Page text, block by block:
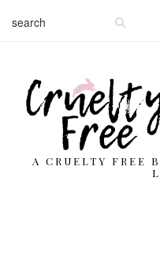
A CRUELTY FREE